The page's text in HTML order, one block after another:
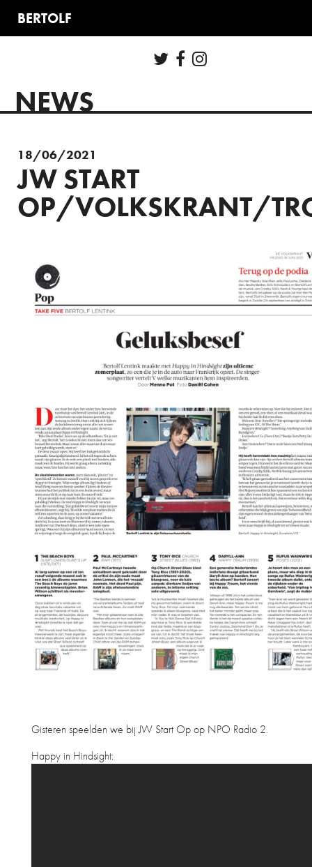
NEWS
18/06/2021
JW START
OP/VOLKSKRANT/
Gisteren speelden we bij JW Start Op op NPO Radio 2.
Happy in Hindsight: